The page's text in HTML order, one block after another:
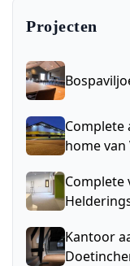
Projecten
Complete
home van
Kantoor